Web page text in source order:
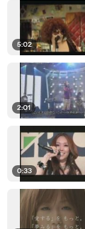
5:02
2:01
0:33